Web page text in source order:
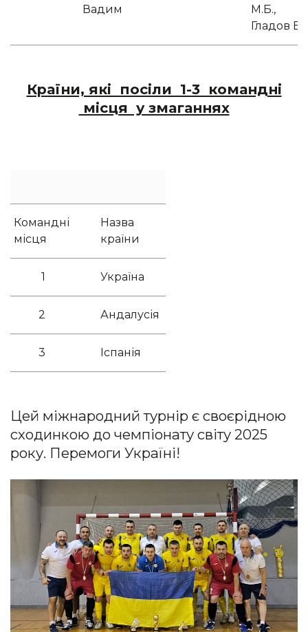
Вадим
М.Б.,
Гладов
Країни, які посіли 1-3 командні
місця у змаганнях
Командні
місця
Назва
країни
1 Україна
2 Андалусія
3 Іспанія
Цей міжнародний турнір є своєрідною
сходинкою до чемпіонату світу 2025
року. Перемоги Україні!